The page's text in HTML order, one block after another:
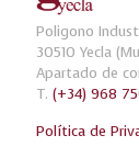
Poligono
30510 Yecla
Apartado de
T. (+34) 968
Política de